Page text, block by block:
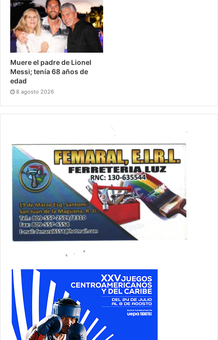
Muere el padre de Lionel
Messi; tenía 68 años de
edad
8 agosto 2026